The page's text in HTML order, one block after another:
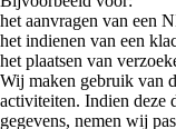
het aanvragen van een
het indienen van een
het plaatsen van
Wij maken gebruik van
activiteiten. Indien deze
gegevens, nemen wij